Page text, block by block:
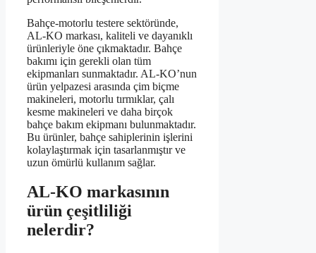
Bahçe-motorlu testere sektöründe,
AL-KO markası, kaliteli ve dayanıklı
ürünleriyle öne çıkmaktadır. Bahçe
bakımı için gerekli olan tüm
ekipmanları sunmaktadır. AL-KO’nun
ürün yelpazesi arasında çim biçme
makineleri, motorlu tırmıklar, çalı
kesme makineleri ve daha birçok
bahçe bakım ekipmanı bulunmaktadır.
Bu ürünler, bahçe sahiplerinin işlerini
kolaylaştırmak için tasarlanmıştır ve
uzun ömürlü kullanım sağlar.
AL-KO markasının
ürün çeşitliliği
nelerdir?